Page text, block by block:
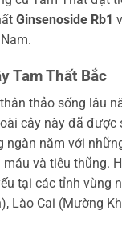
Ginsenoside Rb1
Tam Thất Bắc
thảo sống lâu
cây này đã được
ngàn năm với
và tiêu thũng.
tại các tỉnh vùng
Lào Cai (Mường